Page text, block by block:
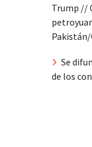
Trump //
Se
de los